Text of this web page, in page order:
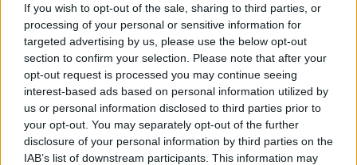
If you wish to opt-out of the sale, sharing to third parties, or
processing of your personal or sensitive information for
targeted advertising by us, please use the below opt-out
section to confirm your selection. Please note that after your
opt-out request is processed you may continue seeing
interest-based ads based on personal information utilized by
us or personal information disclosed to third parties prior to
your opt-out. You may separately opt-out of the further
disclosure of your personal information by third parties on the
IAB’s list of downstream participants. This information may
2015.10.22| Phone Arena
Az alig két hete jelentett Sony Xperia Z5 Compact
okostelefon érintőkijelzőjének hibáját hamarosan egy
frissítés keretén belül javítja az érintett készülékeken a
gyártó.
Öntsünk tiszta vizet a pohárba a Sony
Xperia Z5 Compact ügyben!
2015.10.08| GSM Arena